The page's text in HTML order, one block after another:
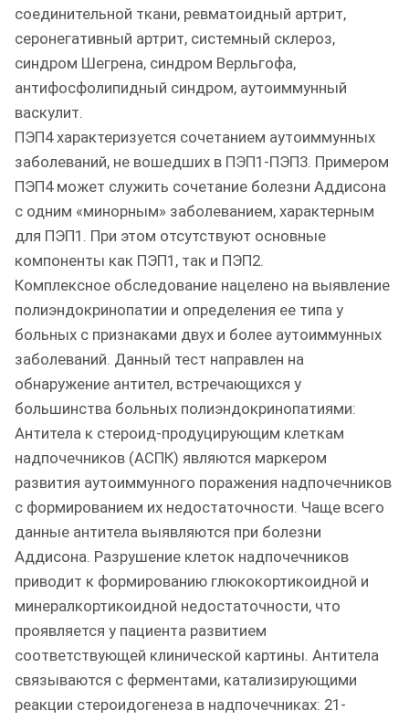
соединительной ткани, ревматоидный артрит,
серонегативный артрит, системный склероз,
синдром Шегрена, синдром Верльгофа,
антифосфолипидный синдром, аутоиммунный
васкулит.
ПЭП4 характеризуется сочетанием аутоиммунных
заболеваний, не вошедших в ПЭП1-ПЭП3. Примером
ПЭП4 может служить сочетание болезни Аддисона
с одним «минорным» заболеванием, характерным
для ПЭП1. При этом отсутствуют основные
компоненты как ПЭП1, так и ПЭП2.
Комплексное обследование нацелено на выявление
полиэндокринопатии и определения ее типа у
больных с признаками двух и более аутоиммунных
заболеваний. Данный тест направлен на
обнаружение антител, встречающихся у
большинства больных полиэндокринопатиями:
Антитела к стероид-продуцирующим клеткам
надпочечников (АСПК) являются маркером
развития аутоиммунного поражения надпочечников
с формированием их недостаточности. Чаще всего
данные антитела выявляются при болезни
Аддисона. Разрушение клеток надпочечников
приводит к формированию глюкокортикоидной и
минералкортикоидной недостаточности, что
проявляется у пациента развитием
соответствующей клинической картины. Антитела
связываются с ферментами, катализирующими
реакции стероидогенеза в надпочечниках: 21-